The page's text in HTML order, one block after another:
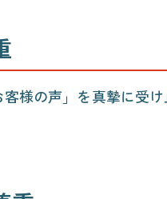
様の声」を真摯に受